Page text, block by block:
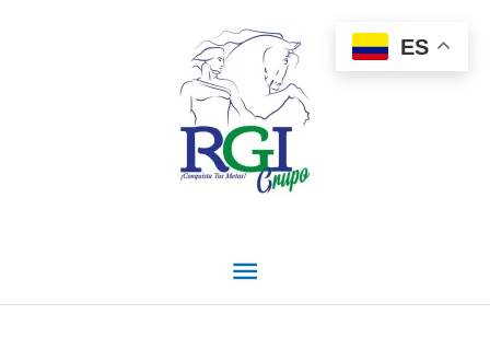
Menú
principal
ES